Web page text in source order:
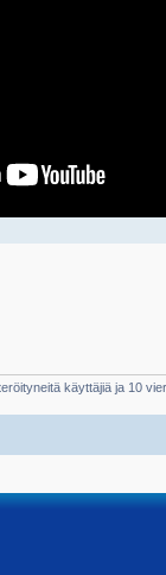
käyttäjiä ja 10